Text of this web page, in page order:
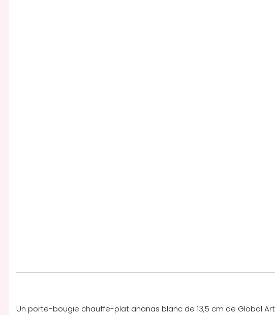
Un porte-bougie chauffe-plat ananas blanc de 13,5 cm de Global